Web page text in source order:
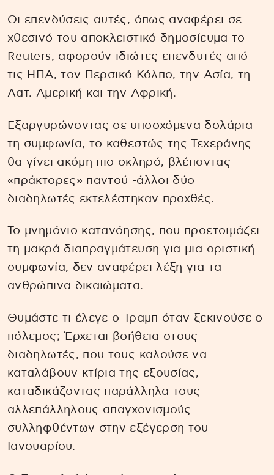
Οι επενδύσεις αυτές, όπως αναφέρει σε
χθεσινό του αποκλειστικό δημοσίευμα το
Reuters, αφορούν ιδιώτες επενδυτές από
τις ΗΠΑ, τον Περσικό Κόλπο, την Ασία, τη
Λατ. Αμερική και την Αφρική.
Εξαργυρώνοντας σε υποσχόμενα δολάρια
τη συμφωνία, το καθεστώς της Τεχεράνης
θα γίνει ακόμη πιο σκληρό, βλέποντας
«πράκτορες» παντού -άλλοι δύο
διαδηλωτές εκτελέστηκαν προχθές.
Το μνημόνιο κατανόησης, που προετοιμάζει
τη μακρά διαπραγμάτευση για μια οριστική
συμφωνία, δεν αναφέρει λέξη για τα
ανθρώπινα δικαιώματα.
Θυμάστε τι έλεγε ο Τραμπ όταν ξεκινούσε ο
πόλεμος; Έρχεται βοήθεια στους
διαδηλωτές, που τους καλούσε να
καταλάβουν κτίρια της εξουσίας,
καταδικάζοντας παράλληλα τους
αλλεπάλληλους απαγχονισμούς
συλληφθέντων στην εξέγερση του
Ιανουαρίου.